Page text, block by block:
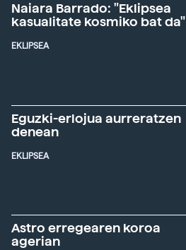
Naiara Barrado: "Eklipsea
kasualitate kosmiko bat da"
EKLIPSEA
Eguzki-erlojua aurreratzen
denean
EKLIPSEA
Astro erregearen koroa
agerian